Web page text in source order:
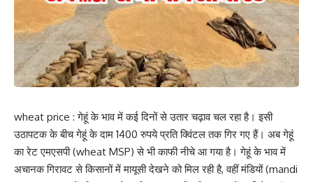
wheat price : गेहूं के भाव में कई दिनों से उतार चढ़ाव चल रहा है। इसी
उठापटक के बीच गेहूं के दाम 1400 रुपये प्रति क्विंटल तक गिर गए हैं। अब गेहूं
का रेट एमएसपी (wheat MSP) से भी काफी नीचे आ गया है। गेहूं के भाव में
अचानक गिरावट से किसानों में मायूसी देखने को मिल रही है, वहीं मंडियों (mandi